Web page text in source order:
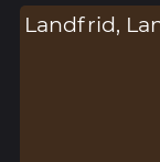
Landfrid,